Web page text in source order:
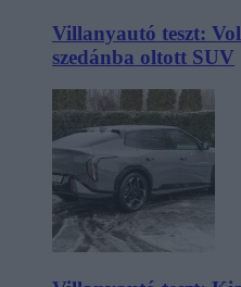
Villanyautó teszt:
szedánba oltott SUV